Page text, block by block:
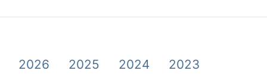
2026 2025 2024
2023